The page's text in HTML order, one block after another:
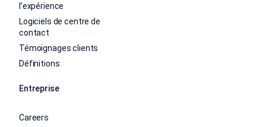
l’expérience
Logiciels de centre de
contact
Témoignages clients
Définitions
Entreprise
Careers